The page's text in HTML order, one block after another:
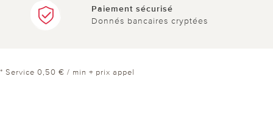
Paiement sécurisé
Donnés bancaires cryptées
* Service 0,50 € / min + prix appel